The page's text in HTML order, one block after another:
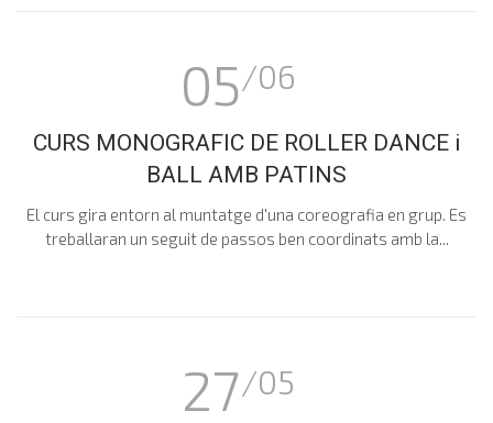
05/06
CURS MONOGRAFIC DE ROLLER DANCE i
BALL AMB PATINS
El curs gira entorn al muntatge d'una coreografia en grup. Es
treballaran un seguit de passos ben coordinats amb la...
27/05